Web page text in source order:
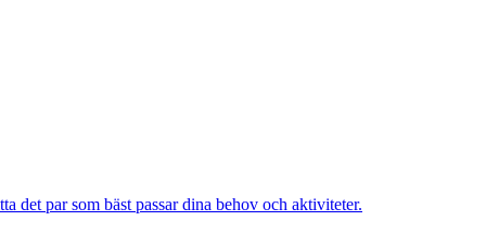
det par som bäst passar dina behov och aktiviteter.